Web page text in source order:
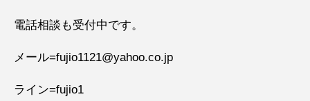
電話相談も受付中です。
メール=fujio1121@yahoo.co.jp
ライン=fujio1